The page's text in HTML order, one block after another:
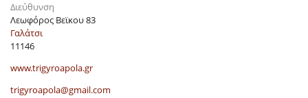
Διεύθυνση
Λεωφόρος Βεϊκου 83
Γαλάτσι
11146
www.trigyroapola.gr
trigyroapola@gmail.com